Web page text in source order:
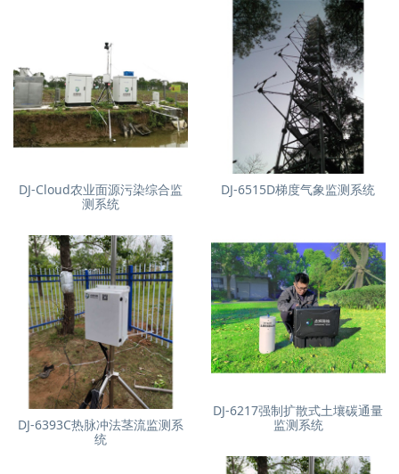
DJ-Cloud农业面源污染综合监
测系统
DJ-6515D梯度气象监测系统
DJ-6217强制扩散式土壤碳通量
监测系统
DJ-6393C热脉冲法茎流监测系
统